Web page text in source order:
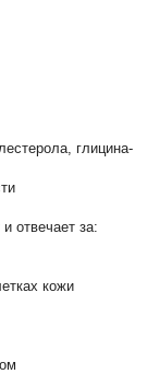
глицина-
отвечает за:
кожи